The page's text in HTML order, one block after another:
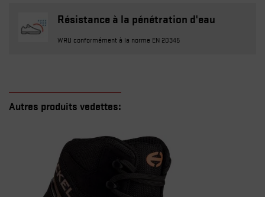
Résistance à la pénétration d'eau
WRU conformément à la norme EN 20345
Autres produits vedettes: